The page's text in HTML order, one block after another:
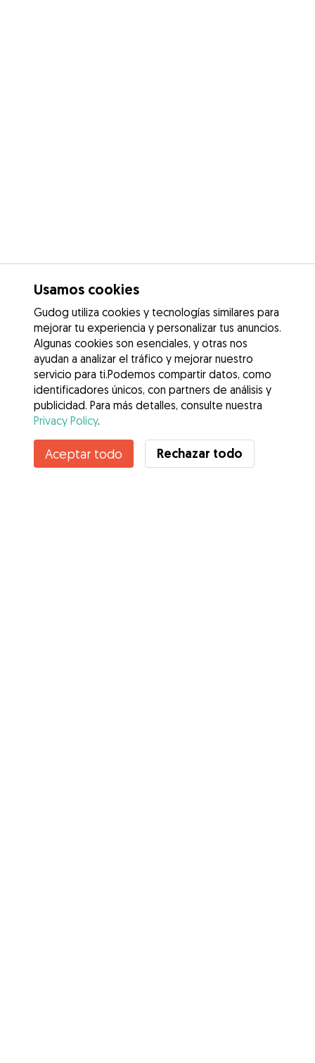
Usamos cookies
Gudog utiliza cookies y tecnologías similares para
mejorar tu experiencia y personalizar tus anuncios.
Algunas cookies son esenciales, y otras nos
ayudan a analizar el tráfico y mejorar nuestro
servicio para ti.Podemos compartir datos, como
identificadores únicos, con partners de análisis y
publicidad. Para más detalles, consulte nuestra
Privacy Policy.
Aceptar todo Rechazar todo